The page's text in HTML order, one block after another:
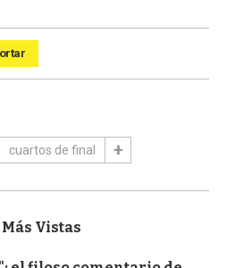
cuartos de final
Más Vistas